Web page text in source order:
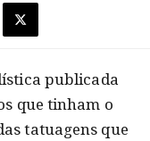
publicada
que tinham o
tatuagens que